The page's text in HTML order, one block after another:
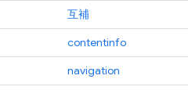
互補
contentinfo
navigation